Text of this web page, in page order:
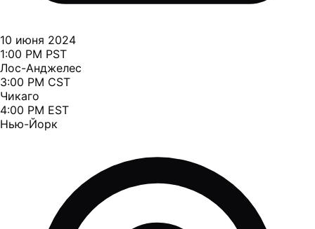
10 июня 2024
1:00 PM PST
Лос-Анджелес
3:00 PM CST
Чикаго
4:00 PM EST
Нью-Йорк